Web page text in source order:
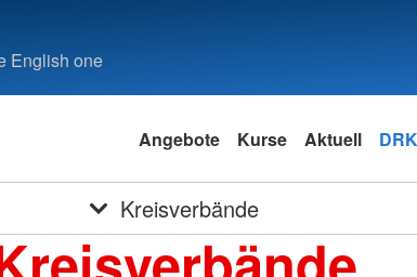
English one
Angebote Kurse Aktuell
Kreisverbände